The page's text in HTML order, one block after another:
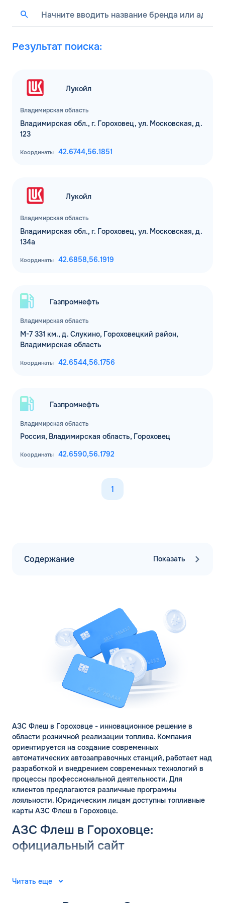
Результат поиска:
Владимирская область
Лукойл
Владимирская обл., г. Гороховец, ул. Московская, д.
123
Координаты 42.6744,56.1851
Владимирская область
Лукойл
Владимирская обл., г. Гороховец, ул. Московская, д.
134а
Координаты 42.6858,56.1919
Владимирская область
Газпромнефть
М-7 331 км., д. Слукино, Гороховецкий район,
Владимирская область
Координаты 42.6544,56.1756
Владимирская область
Газпромнефть
Россия, Владимирская область, Гороховец
Координаты 42.6590,56.1792
1
Содержание Показать
АЗС Флеш в Гороховце - инновационное решение в
области розничной реализации топлива. Компания
ориентируется на создание современных
автоматических автозаправочных станций, работает над
разработкой и внедрением современных технологий в
процессы профессиональной деятельности. Для
клиентов предлагаются различные программы
лояльности. Юридическим лицам доступны топливные
карты АЗС Флеш в Гороховце.
АЗС Флеш в Гороховце:
официальный сайт
2008 году. Специалисты разработали и внедрили
автоматические автозаправочные станции на
Читать еще
ЗАКАЗАТЬ
ОБРАТНЫЙ ЗВОНОК
Телефон*
Email*
Комментарий
ЗАВТРА
Спасибо! Ваша заявка принята.
Мы свяжемся с Вами в ближайшее
время
ОК